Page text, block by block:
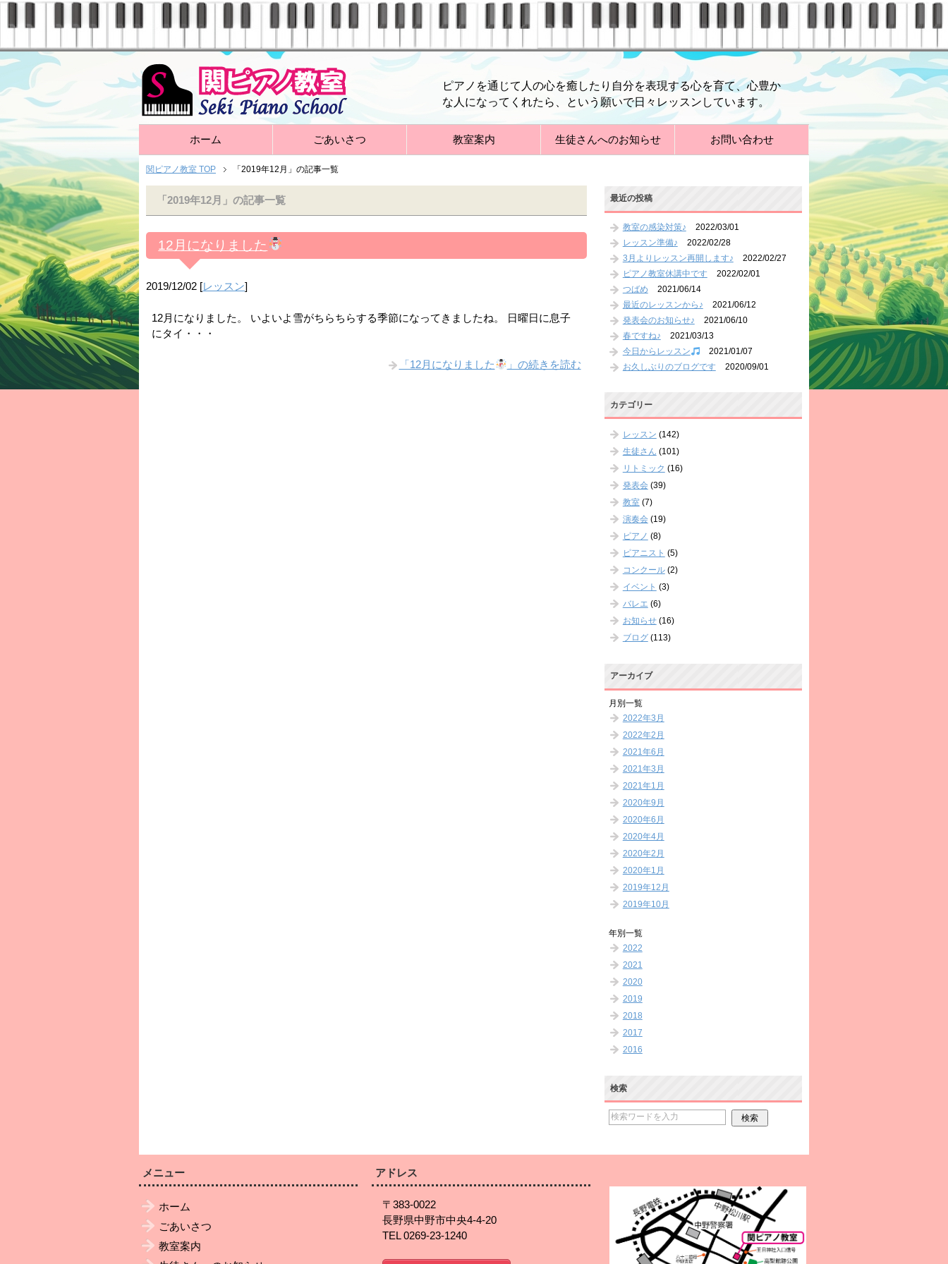
ピアノを通じて人の心を癒したり自分を表現する心を育て、心豊か
な人になってくれたら、という願いで日々レッスンしています。
ホーム ごあいさつ 教室案内 生徒さんへのお知らせ お問い合わせ
関ピアノ教室 TOP 「2019年12月」の記事一覧
「2019年12月」の記事一覧
12月になりました
2019/12/02 [レッスン]
12月になりました。 いよいよ雪がちらちらする季節になってきましたね。 日曜日に息子
にタイ・・・
「12月になりました 」の続きを読む
最近の投稿
教室の感染対策♪
2022/03/01
レッスン準備♪
2022/02/28
3月よりレッスン再開します♪
2022/02/27
ピアノ教室休講中です
2022/02/01
つばめ
2021/06/14
最近のレッスンから♪
2021/06/12
発表会のお知らせ♪
2021/06/10
春ですね♪
2021/03/13
今日からレッスン
2021/01/07
お久しぶりのブログです
2020/09/01
カテゴリー
レッスン (142)
生徒さん (101)
リトミック (16)
発表会(39)
教室(7)
演奏会(19)
ピアノ (8)
ピアニスト (5)
コンクール(2)
イベント (3)
バレエ (6)
お知らせ(16)
ブログ(113)
アーカイブ
月別一覧
2022年3月
2022年2月
2021年6月
2021年3月
2021年1月
2020年9月
2020年6月
2020年4月
2020年2月
2020年1月
2019年12月
2019年10月
年別一覧
2022
2021
2020
2019
2018
2017
2016
検索
メニュー
ホーム
ごあいさつ
教室案内
アドレス
〒383-0022
長野県中野市中央4-4-20
TEL 0269-23-1240